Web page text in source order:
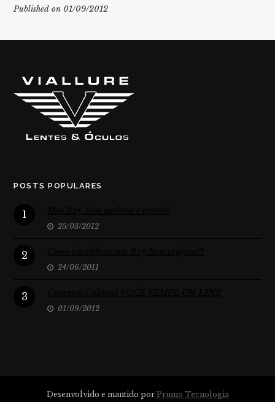
Published on 01/09/2012
POSTS POPULARES
1
25/03/2012
2
24/06/2011
3
01/09/2012
Desenvolvido e mantido por Prumo Tecnologia